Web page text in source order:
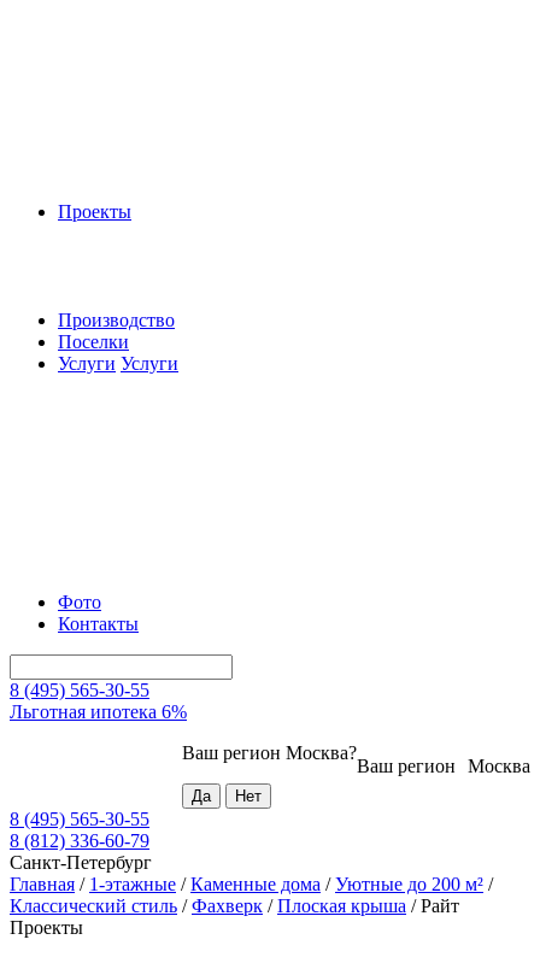
Проекты
Производство
Поселки
Услуги Услуги
Фото
Контакты
8 (495) 565-30-55
Льготная ипотека 6%
Москва
Ваш регион
Ваш регион Москва?
8 (495) 565-30-55
8 (812) 336-60-79
Санкт-Петербург
Главная / 1-этажные /Каменные дома /Уютные до 200 м² /
Классический стиль /Фахверк /Плоская крыша /Райт
Проекты